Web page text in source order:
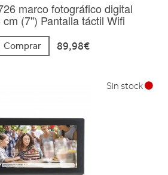
marco fotográfico digital
(7") Pantalla táctil Wifi
Comprar 89,98€
Sin stock